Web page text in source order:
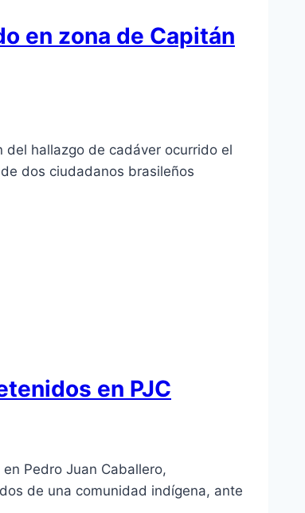
en zona de Capitán
hallazgo de cadáver ocurrido el
dos ciudadanos brasileños
en PJC
Pedro Juan Caballero,
de una comunidad indígena, ante